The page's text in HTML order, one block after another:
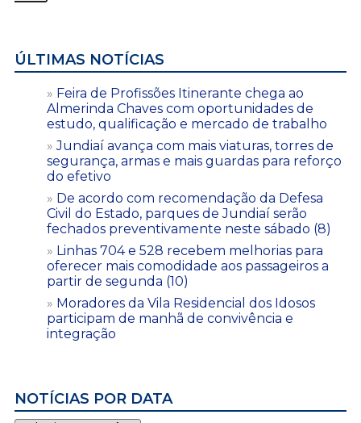
ÚLTIMAS NOTÍCIAS
Feira de Profissões Itinerante chega ao
Almerinda Chaves com oportunidades de
estudo, qualificação e mercado de trabalho
Jundiaí avança com mais viaturas, torres de
segurança, armas e mais guardas para reforço
do efetivo
De acordo com recomendação da Defesa
Civil do Estado, parques de Jundiaí serão
fechados preventivamente neste sábado (8)
Linhas 704 e 528 recebem melhorias para
oferecer mais comodidade aos passageiros a
partir de segunda (10)
Moradores da Vila Residencial dos Idosos
participam de manhã de convivência e
integração
NOTÍCIAS POR DATA